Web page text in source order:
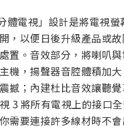
體電視」設計是將電視螢
，以便日後升級產品或
置。音效部分，將喇叭
機，揚聲器音腔體積加
撼；內建杜比音效讓聽
3 將所有電視上的接口
需要連接許多線材時不